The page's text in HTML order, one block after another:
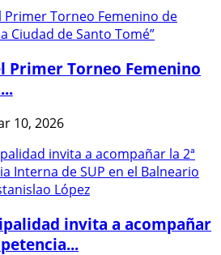
Primer Torneo Femenino
10, 2026
invita a acompañar